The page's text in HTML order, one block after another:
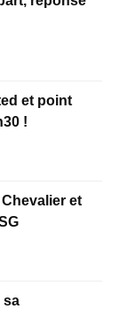
et point
!
et
sa